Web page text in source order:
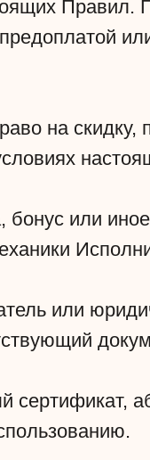
на скидку,
бонус или
или